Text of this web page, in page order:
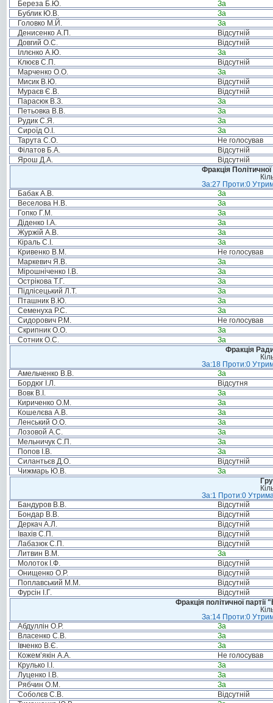
Береза Б.Ю.
За
Бублик Ю.В.
За
Головко М.Й.
За
Денисенко А.П.
Відсутній
Довгий О.С.
Відсутній
Іллєнко А.Ю.
За
Клюєв С.П.
Відсутній
Марченко О.О.
За
Мисик В.Ю.
Відсутній
Мураєв Є.В.
Відсутній
Парасюк В.З.
За
Петьовка В.В.
За
Рудик С.Я.
За
Сироїд О.І.
За
Тарута С.О.
Не голосував
Філатов Б.А.
Відсутній
Ярош Д.А.
Відсутній
Фракція
За:27 Проти:0
Бабак А.В.
За
Веселова Н.В.
За
Гопко Г.М.
За
Діденко І.А.
За
Журжій А.В.
За
Кіраль С.І.
За
Кривенко В.М.
Не голосував
Маркевич Я.В.
За
Мірошніченко І.В.
За
Острікова Т.Г.
За
Підлісецький Л.Т.
За
Пташник В.Ю.
За
Семенуха Р.С.
За
Сидорович Р.М.
Не голосував
Скрипник О.О.
За
Сотник О.С.
За
Фракція
За:18 Проти:0
Амельченко В.В.
За
Бордюг І.Л.
Відсутня
Вовк В.І.
За
Кириченко О.М.
За
Кошелєва А.В.
За
Ленський О.О.
За
Лозовой А.С.
За
Мельничук С.П.
За
Попов І.В.
За
Силантьєв Д.О.
Відсутній
Чижмарь Ю.В.
За
За:1 Проти:0
Бандуров В.В.
Відсутній
Бондар В.В.
Відсутній
Деркач А.Л.
Відсутній
Івахів С.П.
Відсутній
Лабазюк С.П.
Відсутній
Литвин В.М.
За
Молоток І.Ф.
Відсутній
Онищенко О.Р.
Відсутній
Поплавський М.М.
Відсутній
Фурсін І.Г.
Відсутній
Фракція політичної
За:14 Проти:0
Абдуллін О.Р.
За
Власенко С.В.
За
Івченко В.Є.
За
Кожем’якін А.А.
Не голосував
Крулько І.І.
За
Луценко І.В.
За
Рябчин О.М.
За
Соболєв С.В.
Відсутній